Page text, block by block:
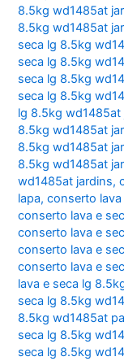
8.5kg wd1485at
8.5kg wd1485at
seca lg 8.5kg
seca lg 8.5kg
seca lg 8.5kg
seca lg 8.5kg
lg 8.5kg wd1485at
8.5kg wd1485at
8.5kg wd1485at
8.5kg wd1485at
wd1485at jardins,
lapa,conserto
conserto lava e
conserto lava e
conserto lava e
conserto lava e
lava e seca lg
seca lg 8.5kg
8.5kg wd1485at
seca lg 8.5kg
seca lg 8.5kg